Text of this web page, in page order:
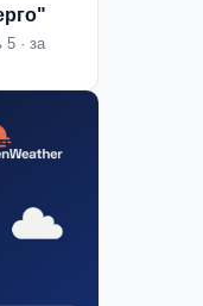
5 · за